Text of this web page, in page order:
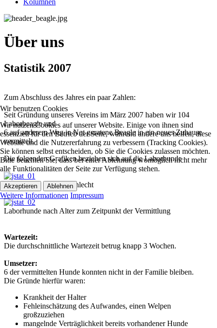
Kolumnen
Über uns
Statistik 2007
Zum Abschluss des Jahres ein paar Zahlen:
Seit Gründung unseres Vereins im März 2007 haben wir 104
Laborbeagle und
6 auf anderem Weg in Not geratene Beagle in ein neues Zuhause
vermittelt.
Die folgenden Grafiken beziehen sich auf die Laborhunde
Laborhunde nach Geschlecht
Laborhunde nach Alter zum Zeitpunkt der Vermittlung
Wartezeit:
Die durchschnittliche Wartezeit betrug knapp 3 Wochen.
Umsetzer:
6 der vermittelten Hunde konnten nicht in der Familie bleiben.
Die Gründe hierfür waren:
Krankheit der Halter
Fehleinschätzung des Aufwandes, einen Welpen
großzuziehen
mangelnde Verträglichkeit bereits vorhandener Hunde
Wir benutzen Cookies
Wir nutzen Cookies auf unserer Website. Einige von ihnen sind
essenziell für den Betrieb der Seite, während andere uns helfen, diese
Website und die Nutzererfahrung zu verbessern (Tracking Cookies).
Sie können selbst entscheiden, ob Sie die Cookies zulassen möchten.
Bitte beachten Sie, dass bei einer Ablehnung womöglich nicht mehr
alle Funktionalitäten der Seite zur Verfügung stehen.
Akzeptieren Ablehnen
Weitere Informationen Impressum